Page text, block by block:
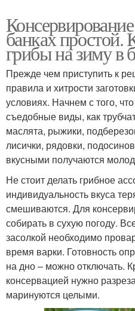
банках простой.
грибы на зиму в
Прежде чем приступить к
правила и хитрости
условиях. Начнем с того,
съедобные виды, как
маслята, рыжики,
лисички, рядовки,
вкусными получаются
Не стоит делать грибное
индивидуальность вкуса
смешиваются. Для
собирать в сухую погоду.
засолкой необходимо
время варки. Готовность
на дно – можно отключать.
консервацией нужно
маринуются целыми.